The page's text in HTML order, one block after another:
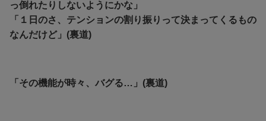
っ倒れたりしないようにかな」
「１日のさ、テンションの割り振りって決まってくるもの
なんだけど」(裏道)
「その機能が時々、バグる…」(裏道)